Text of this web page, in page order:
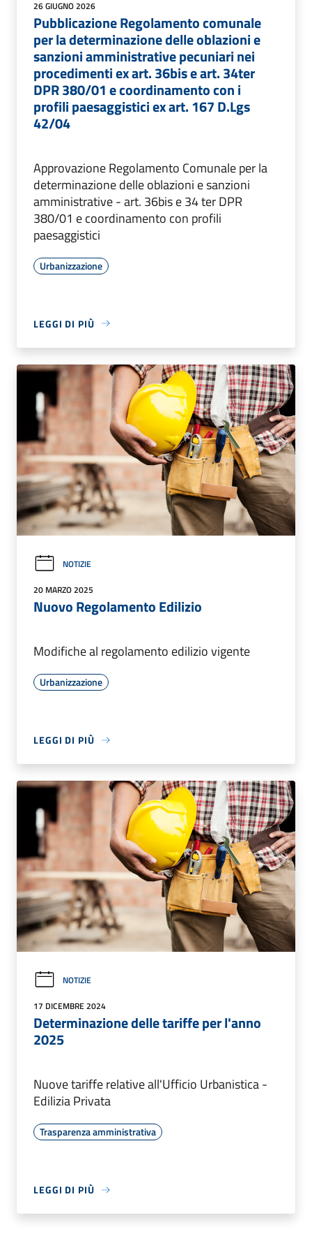
26 GIUGNO 2026
Pubblicazione Regolamento comunale
per la determinazione delle oblazioni e
sanzioni amministrative pecuniari nei
procedimenti ex art. 36bis e art. 34ter
DPR 380/01 e coordinamento con i
profili paesaggistici ex art. 167 D.Lgs
42/04
Approvazione Regolamento Comunale per la
determinazione delle oblazioni e sanzioni
amministrative - art. 36bis e 34 ter DPR
380/01 e coordinamento con profili
paesaggistici
Urbanizzazione
LEGGI DI PIÙ
NOTIZIE
20 MARZO 2025
Nuovo Regolamento Edilizio
Modifiche al regolamento edilizio vigente
Urbanizzazione
LEGGI DI PIÙ
NOTIZIE
17 DICEMBRE 2024
Determinazione delle tariffe per l'anno
2025
Nuove tariffe relative all'Ufficio Urbanistica -
Edilizia Privata
Trasparenza amministrativa
LEGGI DI PIÙ